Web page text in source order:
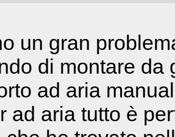
un gran
di montare
ad aria
ad aria tutto è